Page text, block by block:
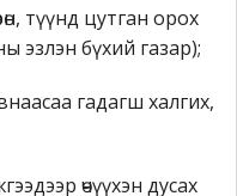
түүнд цутган орох
эзлэн бүхий газар);
гадагш халгих,
өчүүхэн дусах